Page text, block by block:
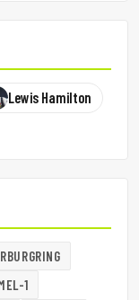
Lewis Hamilton
1